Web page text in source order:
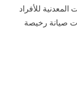
للأفراد
صيانة رخيصة